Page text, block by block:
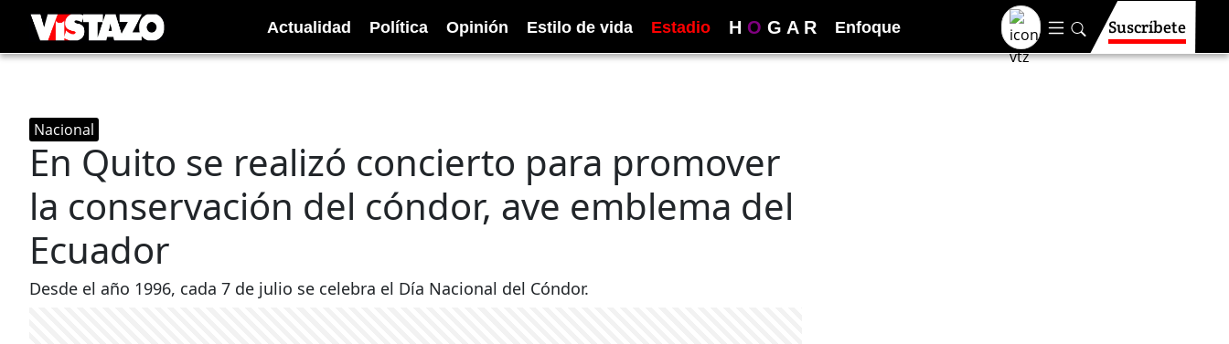
Actualidad Política Opinión Estilo de vida Estadio H O G A R Enfoque Suscríbete
Nacional
En Quito se realizó concierto para promover
la conservación del cóndor, ave emblema del
Ecuador
Desde el año 1996, cada 7 de julio se celebra el Día Nacional del Cóndor.